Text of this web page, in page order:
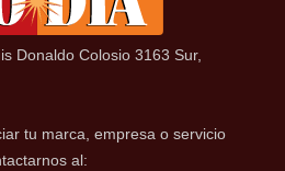
Donaldo Colosio 3163 Sur,
tu marca, empresa o servicio
al: